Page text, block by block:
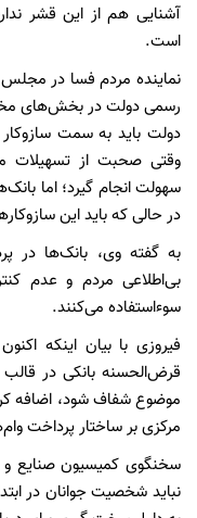
آشنایی هم از این قشر
است.
نماینده مردم فسا در مجلس
رسمی دولت در بخش‌های
دولت باید به سمت سازوکار
وقتی صحبت از تسهیلات
سهولت انجام گیرد؛ اما
در حالی که باید این
به گفته وی، بانک‌ها در
بی‌اطلاعی مردم و عدم
سوءاستفاده می‌کنند.
فیروزی با بیان اینکه
قرض‌الحسنه بانکی در
موضوع شفاف شود، اضافه
مرکزی بر ساختار پرداخت
سخنگوی کمیسیون صنایع
نباید شخصیت جوانان در